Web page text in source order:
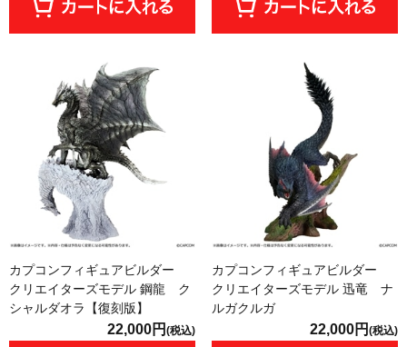
カプコンフィギュアビルダー
クリエイターズモデル 鋼龍 ク
シャルダオラ【復刻版】
22,000円 (税込)
カプコンフィギュアビルダー
クリエイターズモデル 迅竜 ナ
ルガクルガ
22,000円 (税込)